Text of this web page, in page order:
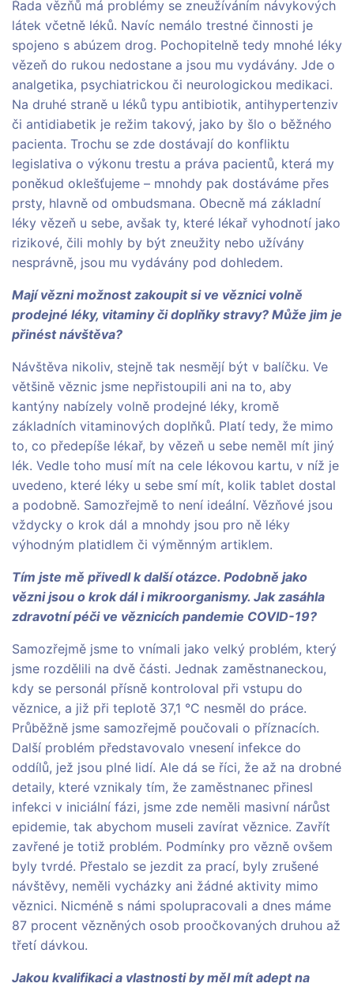
Řada vězňů má problémy se zneužíváním návykových
látek včetně léků. Navíc nemálo trestné činnosti je
spojeno s abúzem drog. Pochopitelně tedy mnohé léky
vězeň do rukou nedostane a jsou mu vydávány. Jde o
analgetika, psychiatrickou či neurologickou medikaci.
Na druhé straně u léků typu antibiotik, antihypertenziv
či antidiabetik je režim takový, jako by šlo o běžného
pacienta. Trochu se zde dostávají do konfliktu
legislativa o výkonu trestu a práva pacientů, která my
poněkud oklešťujeme – mnohdy pak dostáváme přes
prsty, hlavně od ombudsmana. Obecně má základní
léky vězeň u sebe, avšak ty, které lékař vyhodnotí jako
rizikové, čili mohly by být zneužity nebo užívány
nesprávně, jsou mu vydávány pod dohledem.
Mají vězni možnost zakoupit si ve věznici volně
prodejné léky, vitaminy či doplňky stravy? Může jim je
přinést návštěva?
Návštěva nikoliv, stejně tak nesmějí být v balíčku. Ve
většině věznic jsme nepřistoupili ani na to, aby
kantýny nabízely volně prodejné léky, kromě
základních vitaminových doplňků. Platí tedy, že mimo
to, co předepíše lékař, by vězeň u sebe neměl mít jiný
lék. Vedle toho musí mít na cele lékovou kartu, v níž je
uvedeno, které léky u sebe smí mít, kolik tablet dostal
a podobně. Samozřejmě to není ideální. Vězňové jsou
vždycky o krok dál a mnohdy jsou pro ně léky
výhodným platidlem či výměnným artiklem.
Tím jste mě přivedl k další otázce. Podobně jako
vězni jsou o krok dál i mikroorganismy. Jak zasáhla
zdravotní péči ve věznicích pandemie COVID-19?
Samozřejmě jsme to vnímali jako velký problém, který
jsme rozdělili na dvě části. Jednak zaměstnaneckou,
kdy se personál přísně kontroloval při vstupu do
věznice, a již při teplotě 37,1 °C nesměl do práce.
Průběžně jsme samozřejmě poučovali o příznacích.
Další problém představovalo vnesení infekce do
oddílů, jež jsou plné lidí. Ale dá se říci, že až na drobné
detaily, které vznikaly tím, že zaměstnanec přinesl
infekci v iniciální fázi, jsme zde neměli masivní nárůst
epidemie, tak abychom museli zavírat věznice. Zavřít
zavřené je totiž problém. Podmínky pro vězně ovšem
byly tvrdé. Přestalo se jezdit za prací, byly zrušené
návštěvy, neměli vycházky ani žádné aktivity mimo
věznici. Nicméně s námi spolupracovali a dnes máme
87 procent vězněných osob proočkovaných druhou až
třetí dávkou.
Jakou kvalifikaci a vlastnosti by měl mít adept na